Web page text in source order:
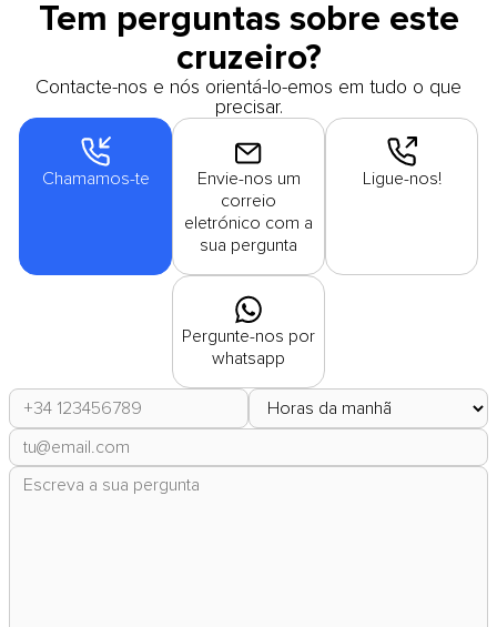
Tem perguntas sobre este
cruzeiro?
Contacte-nos e nós orientá-lo-emos em tudo o que
precisar.
Chamamos-te
Envie-nos um
correio
eletrónico com a
sua pergunta
Ligue-nos!
Pergunte-nos por
whatsapp